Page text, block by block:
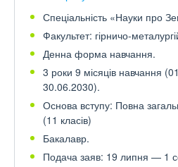
Спеціальність «Науки про
Факультет: гірничо-
Денна форма навчання.
3 роки 9 місяців навчання
30.06.2030).
Основа вступу: Повна
(11 класів)
Бакалавр.
Подача заяв: 19 липня — 1